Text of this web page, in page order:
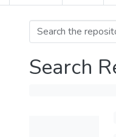
Search